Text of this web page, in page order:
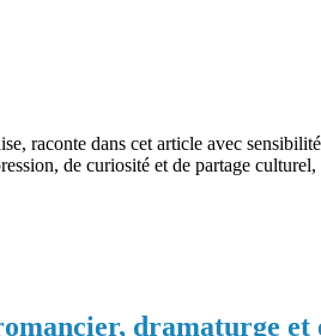
raconte dans cet article avec
de curiosité et de partage
dramaturge